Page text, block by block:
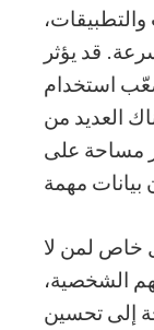
قد يؤثر
استخدام
العديد من
مساحة على
خاص لمن لا
الشخصية،
إلى تحسين